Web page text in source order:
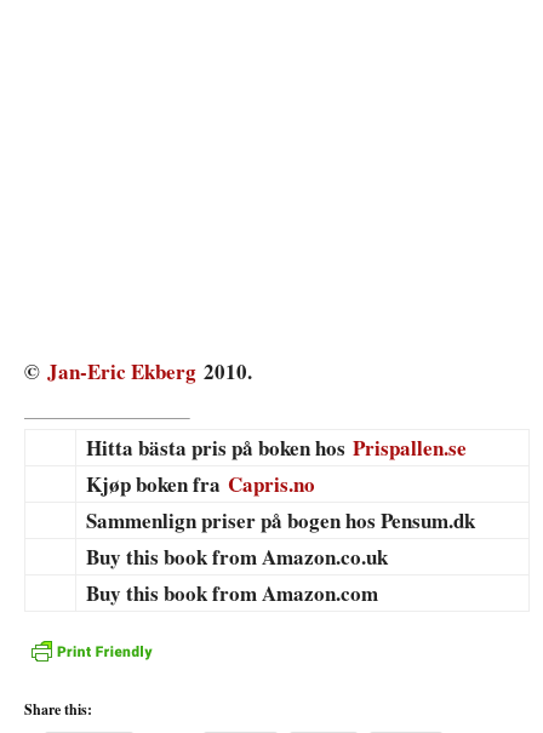
© Jan-Eric Ekberg 2010.
Hitta bästa pris på boken hos Prispallen.se
Kjøp boken fra Capris.no
Sammenlign priser på bogen hos Pensum.dk
Buy this book from Amazon.co.uk
Buy this book from Amazon.com
Share this: